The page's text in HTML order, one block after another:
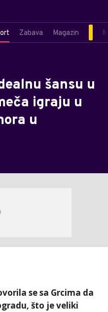
Zabava Magazin
šansu u
igraju u
u
se sa Grcima da
što je veliki